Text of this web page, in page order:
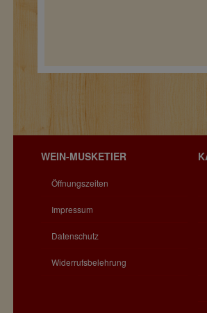
WEIN-MUSKETIER
Öffnungszeiten
Impressum
Datenschutz
Widerrufsbelehrung